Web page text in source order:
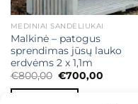
MEDINIAI SANDĖLIUKAI
Malkinė – patogus
sprendimas jūsų lauko
erdvėms 2 x 1,1m
€800,00 Original
was:
€700,00Current